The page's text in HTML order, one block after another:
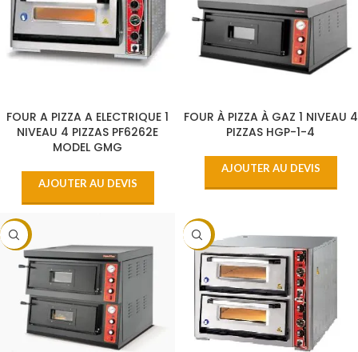
FOUR A PIZZA A ELECTRIQUE 1
NIVEAU 4 PIZZAS PF6262E
MODEL GMG
AJOUTER AU DEVIS
FOUR À PIZZA À GAZ 1 NIVEAU 4
PIZZAS HGP-1-4
AJOUTER AU DEVIS
-10% -5%